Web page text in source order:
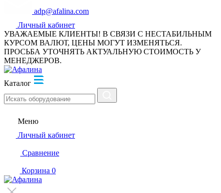
adp@afalina.com
Личный кабинет
УВАЖАЕМЫЕ КЛИЕНТЫ! В СВЯЗИ С НЕСТАБИЛЬНЫМ
КУРСОМ ВАЛЮТ, ЦЕНЫ МОГУТ ИЗМЕНЯТЬСЯ.
ПРОСЬБА УТОЧНЯТЬ АКТУАЛЬНУЮ СТОИМОСТЬ У
МЕНЕДЖЕРОВ.
Каталог
Меню
Личный кабинет
Сравнение
Корзина 0